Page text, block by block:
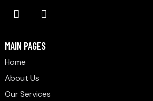
MAIN PAGES
Home
About Us
Our Services